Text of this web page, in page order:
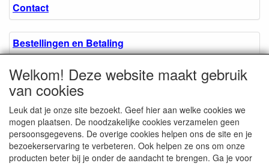
Contact
Bestellingen en Betaling
Algemene voorwaarden
Over ons.
Privacyverklaring
Welkom! Deze website maakt gebruik
van cookies
Leuk dat je onze site bezoekt. Geef hier aan welke cookies we
mogen plaatsen. De noodzakelijke cookies verzamelen geen
persoonsgegevens. De overige cookies helpen ons de site en je
bezoekerservaring te verbeteren. Ook helpen ze ons om onze
producten beter bij je onder de aandacht te brengen. Ga je voor